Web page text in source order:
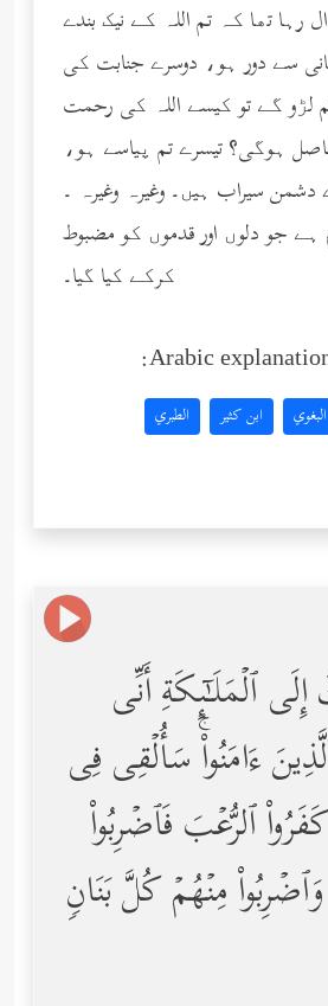
رہا تھا کہ تم اللہ کے نیک بندے
سے دور ہو، دوسرے جنابت کی
لڑو گے تو کیسے اللہ کی رحمت
ہوگی؟ تیسرے تم پیاسے ہو،
سیراب ہیں۔ وغیرہ وغیرہ ۔
ہے جو دلوں اور قدموں کو مضبوط
کرکے کیا گیا۔
Arabic
البغوي ابن كثير الطبري
ٱلۡمَلَـٰۤىِٕكَةِ أَنِّی
ءَامَنُواْۚ سَأُلۡقِی فِی
ٱلرُّعۡبَ فَٱضۡرِبُواْ
مِنۡهُمۡ كُلَّ بَنَانࣲ